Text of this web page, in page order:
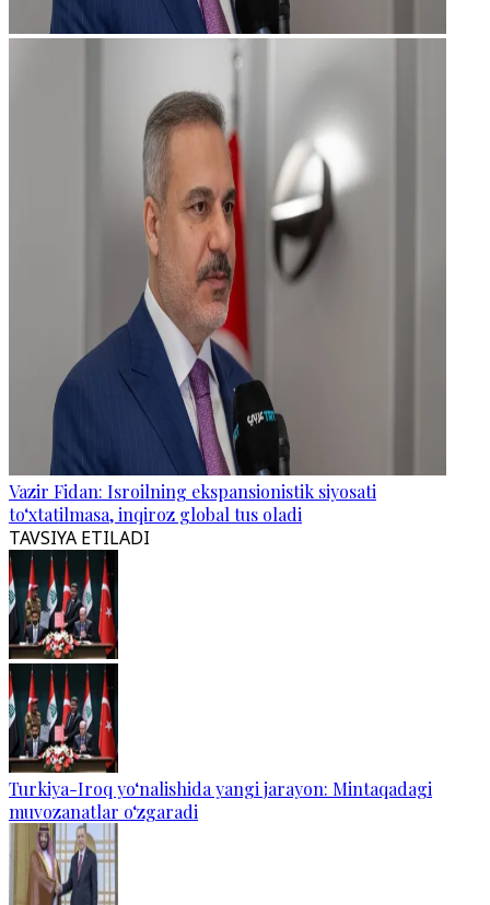
Vazir Fidan: Isroilning ekspansionistik siyosati
to‘xtatilmasa, inqiroz global tus oladi
TAVSIYA ETILADI
Turkiya-Iroq yo‘nalishida yangi jarayon: Mintaqadagi
muvozanatlar o‘zgaradi